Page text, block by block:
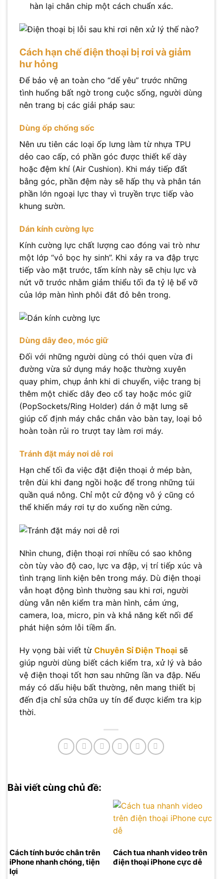
hàn lại chân chip một cách chuẩn xác.
Cách hạn chế điện thoại bị rơi và giảm
hư hỏng
Để bảo vệ an toàn cho “dế yêu” trước những
tình huống bất ngờ trong cuộc sống, người dùng
nên trang bị các giải pháp sau:
Dùng ốp chống sốc
Nên ưu tiên các loại ốp lưng làm từ nhựa TPU
dẻo cao cấp, có phần góc được thiết kế dày
hoặc đệm khí (Air Cushion). Khi máy tiếp đất
bằng góc, phần đệm này sẽ hấp thụ và phân tán
phần lớn ngoại lực thay vì truyền trực tiếp vào
khung sườn.
Dán kính cường lực
Kính cường lực chất lượng cao đóng vai trò như
một lớp “vỏ bọc hy sinh”. Khi xảy ra va đập trực
tiếp vào mặt trước, tấm kính này sẽ chịu lực và
nứt vỡ trước nhằm giảm thiểu tối đa tỷ lệ bể vỡ
của lớp màn hình phôi đắt đỏ bên trong.
Dùng dây đeo, móc giữ
Đối với những người dùng có thói quen vừa đi
đường vừa sử dụng máy hoặc thường xuyên
quay phim, chụp ảnh khi di chuyển, việc trang bị
thêm một chiếc dây đeo cổ tay hoặc móc giữ
(PopSockets/Ring Holder) dán ở mặt lưng sẽ
giúp cố định máy chắc chắn vào bàn tay, loại bỏ
hoàn toàn rủi ro trượt tay làm rơi máy.
Tránh đặt máy nơi dễ rơi
Hạn chế tối đa việc đặt điện thoại ở mép bàn,
trên đùi khi đang ngồi hoặc để trong những túi
quần quá nông. Chỉ một cử động vô ý cũng có
thể khiến máy rơi tự do xuống nền cứng.
Nhìn chung, điện thoại rơi nhiều có sao không
còn tùy vào độ cao, lực va đập, vị trí tiếp xúc và
tình trạng linh kiện bên trong máy. Dù điện thoại
vẫn hoạt động bình thường sau khi rơi, người
dùng vẫn nên kiểm tra màn hình, cảm ứng,
camera, loa, micro, pin và khả năng kết nối để
phát hiện sớm lỗi tiềm ẩn.
Hy vọng bài viết từ Chuyên Sỉ Điện Thoại sẽ
giúp người dùng biết cách kiểm tra, xử lý và bảo
vệ điện thoại tốt hơn sau những lần va đập. Nếu
máy có dấu hiệu bất thường, nên mang thiết bị
đến địa chỉ sửa chữa uy tín để được kiểm tra kịp
thời.
Bài viết cùng chủ đề:
Cách tính bước chân trên
iPhone nhanh chóng, tiện
lợi
Cách tua nhanh video trên
điện thoại iPhone cực dễ